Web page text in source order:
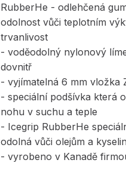
RubberHe - odlehčená
odolnost vůči teplotním
trvanlivost
- voděodolný nylonový
dovnitř
- vyjímatelná 6 mm vložka
- speciální podšívka která
nohu v suchu a teple
- Icegrip RubberHe
odolná vůči olejům a
- vyrobeno v Kanadě